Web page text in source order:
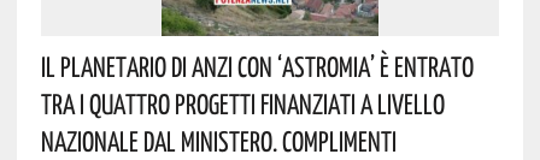
Il Planetario Di Anzi Con ‘Astromia’ È Entrato
Tra I Quattro Progetti Finanziati A Livello
Nazionale Dal Ministero. Complimenti